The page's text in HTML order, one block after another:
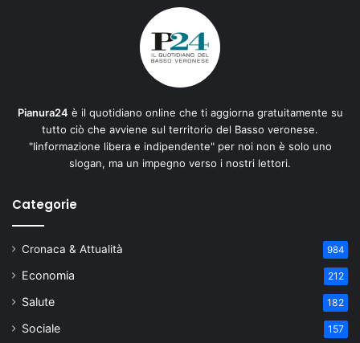
Pianura24 è il quotidiano online che ti aggiorna gratuitamente su
tutto ciò che avviene sul territorio del Basso veronese.
"Iinformazione libera e indipendente" per noi non è solo uno
slogan, ma un impegno verso i nostri lettori.
Categorie
Cronaca & Attualità 984
Economia 212
Salute 182
Sociale 157